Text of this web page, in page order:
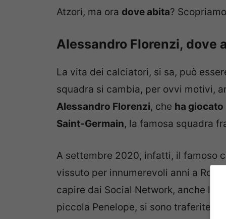
Atzori, ma ora dove abita?
Alessandro Florenzi, dove
La vita dei calciatori, si sa, può
squadra si cambia, per ovvi motivi,
Alessandro Florenzi, che ha
Saint-Germain, la famosa squadra
A settembre 2020, infatti, il famoso
vissuto per innumerevoli anni a
capire dai Social Network, anche la
piccola Penelope, si sono traferite